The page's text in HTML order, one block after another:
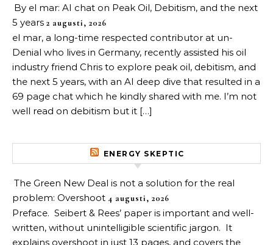
By el mar: AI chat on Peak Oil, Debitism, and the next
5 years 2 augusti, 2026
el mar, a long-time respected contributor at un-
Denial who lives in Germany, recently assisted his oil
industry friend Chris to explore peak oil, debitism, and
the next 5 years, with an AI deep dive that resulted in a
69 page chat which he kindly shared with me. I’m not
well read on debitism but it […]
ENERGY SKEPTIC
The Green New Deal is not a solution for the real
problem: Overshoot 4 augusti, 2026
Preface. Seibert & Rees’ paper is important and well-
written, without unintelligible scientific jargon. It
explains overshoot in just 13 pages, and covers the